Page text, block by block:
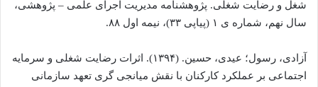
شغل و رضایت شغلی. پژوهشنامه مدیریت اجرای علمی – پژوهشی،
سال نهم، شماره ی ۱ (پیاپی ۳۳)، نیمه اول ۸۸.
آزادی، رسول؛ عیدی، حسین. (۱۳۹۴). اثرات رضایت شغلی و سرمایه
اجتماعی بر عملکرد کارکنان با نقش میانجی گری تعهد سازمانی